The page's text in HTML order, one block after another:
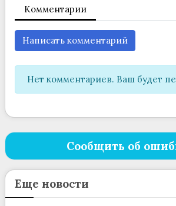
Комментарии
Написать комментарий
Нет комментариев. Ваш будет
Сообщить об
Еще новости